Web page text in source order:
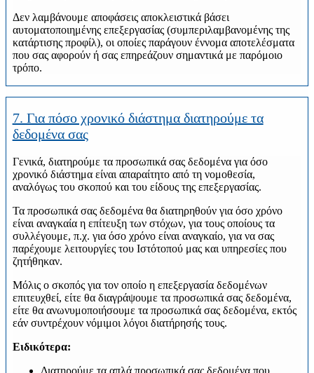
Δεν λαμβάνουμε αποφάσεις αποκλειστικά βάσει
αυτοματοποιημένης επεξεργασίας (συμπεριλαμβανομένης της
κατάρτισης προφίλ), οι οποίες παράγουν έννομα αποτελέσματα
που σας αφορούν ή σας επηρεάζουν σημαντικά με παρόμοιο
τρόπο.
7. Για πόσο χρονικό διάστημα διατηρούμε τα
δεδομένα σας
Γενικά, διατηρούμε τα προσωπικά σας δεδομένα για όσο
χρονικό διάστημα είναι απαραίτητο από τη νομοθεσία,
αναλόγως του σκοπού και του είδους της επεξεργασίας.
Τα προσωπικά σας δεδομένα θα διατηρηθούν για όσο χρόνο
είναι αναγκαία η επίτευξη των στόχων, για τους οποίους τα
συλλέγουμε, π.χ. για όσο χρόνο είναι αναγκαίο, για να σας
παρέχουμε λειτουργίες του Ιστότοπού μας και υπηρεσίες που
ζητήθηκαν.
Μόλις ο σκοπός για τον οποίο η επεξεργασία δεδομένων
επιτευχθεί, είτε θα διαγράψουμε τα προσωπικά σας δεδομένα,
είτε θα ανωνυμοποιήσουμε τα προσωπικά σας δεδομένα, εκτός
εάν συντρέχουν νόμιμοι λόγοι διατήρησής τους.
Ειδικότερα:
Διατηρούμε τα απλά προσωπικά σας δεδομένα που